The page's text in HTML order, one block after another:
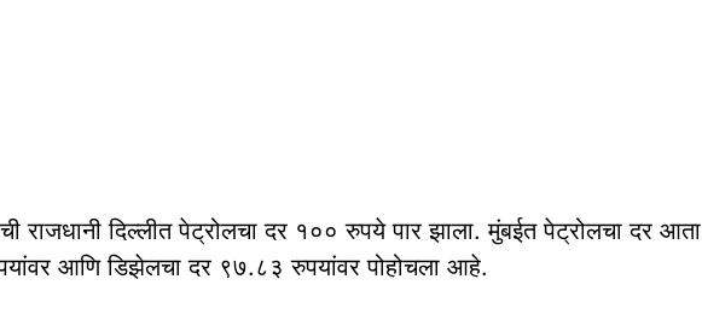
राजधानी दिल्लीत पेट्रोलचा दर १०० रुपये पार झाला. मुंबईत पेट्रोलचा दर आता
आणि डिझेलचा दर ९७.८३ रुपयांवर पोहोचला आहे.